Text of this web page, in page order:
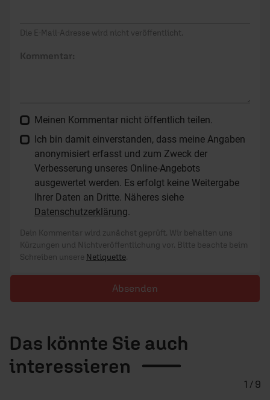
Die E-Mail-Adresse wird nicht veröffentlicht.
Kommentar:
Meinen Kommentar nicht öffentlich teilen.
Ich bin damit einverstanden, dass meine Angaben
anonymisiert erfasst und zum Zweck der
Verbesserung unseres Online-Angebots
ausgewertet werden. Es erfolgt keine Weitergabe
Ihrer Daten an Dritte. Näheres siehe
Datenschutzerklärung.
Dein Kommentar wird zunächst geprüft. Wir behalten uns
Kürzungen und Nichtveröffentlichung vor. Bitte beachte beim
Schreiben unsere Netiquette.
Absenden
Das könnte Sie auch
interessieren
1 / 9